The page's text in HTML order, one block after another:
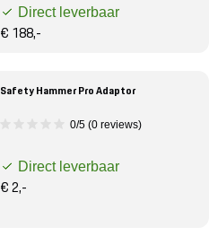
Direct leverbaar
€ 188,-
Safety Hammer Pro Adaptor
0/5 (0 reviews)
Direct leverbaar
€ 2,-